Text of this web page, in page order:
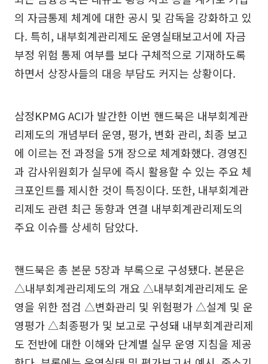
의 자금통제 체계에 대한 공시 및 감독을 강화하고 있
다. 특히, 내부회계관리제도 운영실태보고서에 자금
부정 위험 통제 여부를 보다 구체적으로 기재하도록
하면서 상장사들의 대응 부담도 커지는 상황이다.
삼정KPMG ACI가 발간한 이번 핸드북은 내부회계관
리제도의 개념부터 운영, 평가, 변화 관리, 최종 보고
에 이르는 전 과정을 5개 장으로 체계화했다. 경영진
과 감사위원회가 실무에 즉시 활용할 수 있는 주요 체
크포인트를 제시한 것이 특징이다. 또한, 내부회계관
리제도 관련 최근 동향과 연결 내부회계관리제도의
주요 이슈를 상세히 담았다.
핸드북은 총 본문 5장과 부록으로 구성됐다. 본문은
△내부회계관리제도의 개요 △내부회계관리제도 운
영을 위한 점검 △변화관리 및 위험평가 △설계 및 운
영평가 △최종평가 및 보고로 구성돼 내부회계관리제
도 전반에 대한 이해와 단계별 실무 운영 지침을 제공